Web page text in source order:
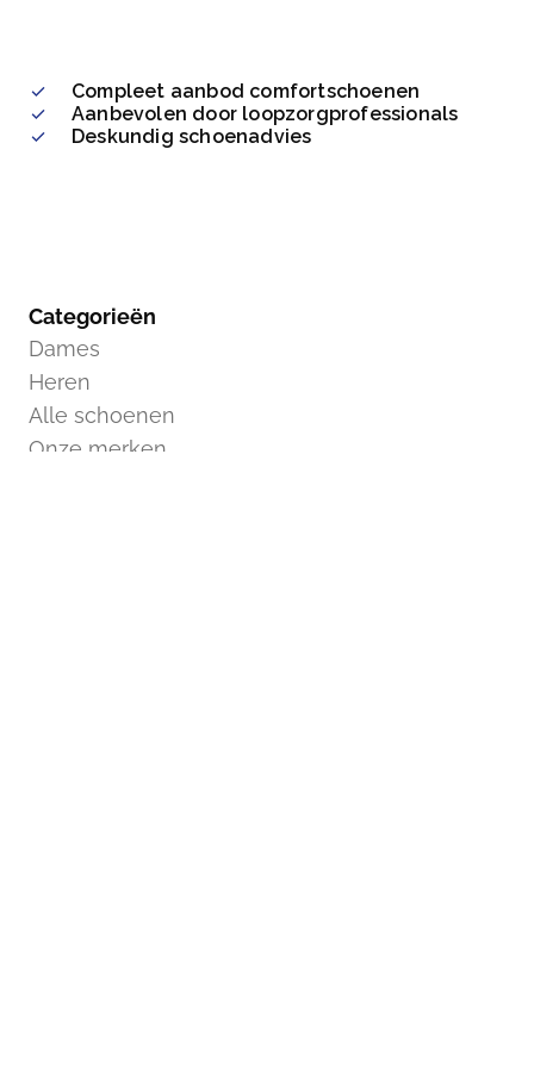
Compleet aanbod comfortschoenen
Aanbevolen door loopzorgprofessionals
Deskundig schoenadvies
Categorieën
Dames
Heren
Alle schoenen
Onze merken